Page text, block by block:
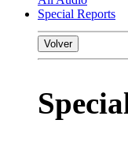
Special Reports
Volver